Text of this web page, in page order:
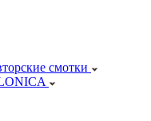
смотки